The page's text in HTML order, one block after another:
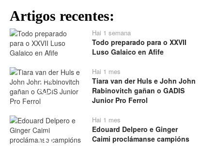
Artigos recentes:
Hai 1 semana
Todo preparado para o XXVII
Luso Galaico en Afife
Play
Hai 1 mes
Tiara van der Huls e John John
Rabinovitch gañan o GADIS
Junior Pro Ferrol
Play
Hai 1 mes
Edouard Delpero e Ginger
Caimi proclámanse campións